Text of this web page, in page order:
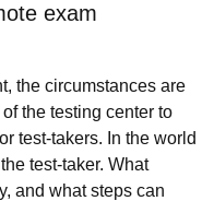
exam
the circumstances are
the testing center to
test-takers. In the world
test-taker. What
and what steps can